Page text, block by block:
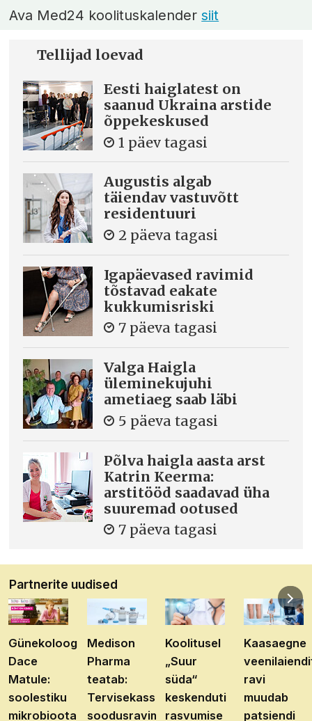
Ava Med24 koolituskalendersiit
Tellijad loevad
Eesti haiglatest on
saanud Ukraina arstide
õppekeskused
1 päev tagasi
Augustis algab
täiendav vastuvõtt
residentuuri
2 päeva tagasi
Igapäevased ravimid
tõstavad eakate
kukkumisriski
7 päeva tagasi
Valga Haigla
üleminekujuhi
ametiaeg saab läbi
5 päeva tagasi
Põlva haigla aasta arst
Katrin Keerma:
arstitööd saadavad üha
suuremad ootused
7 päeva tagasi
Partnerite uudised
Günekoloog
Dace
Matule:
soolestiku
mikrobioota
Medison
Pharma
teatab:
Tervisekassa
soodusravimite
Koolitusel
„Suur
süda“
keskenduti
rasvumise
Kaasaegne
ravi
muudab
patsiendi